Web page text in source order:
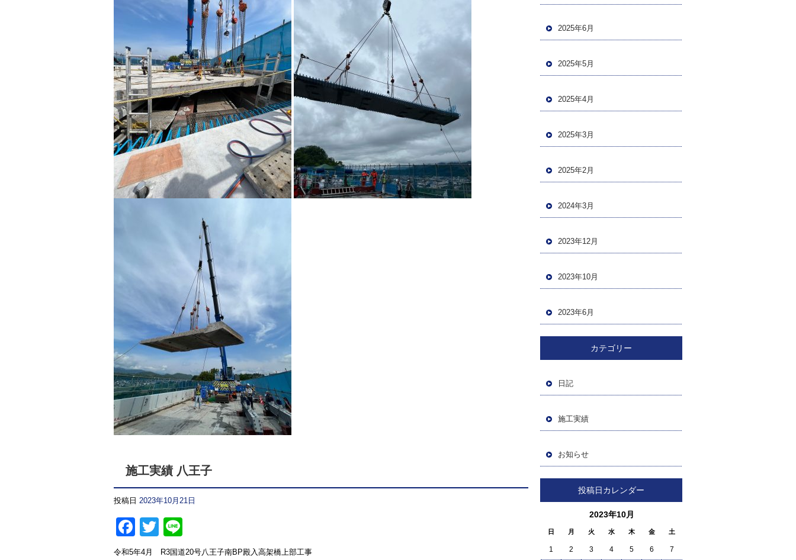
施工実績 八王子
投稿日 2023年10月21日
Facebook
Twitter
令和5年4月 R3国道20号八王子南BP殿入高架橋上部工事
2025年6月
2025年5月
2025年4月
2025年3月
2025年2月
2024年3月
2023年12月
2023年10月
2023年6月
カテゴリー
日記
施工実績
お知らせ
投稿日カレンダー
2023年10月
日 月 火 水 木 金 土
1 2 3 4 5 6 7